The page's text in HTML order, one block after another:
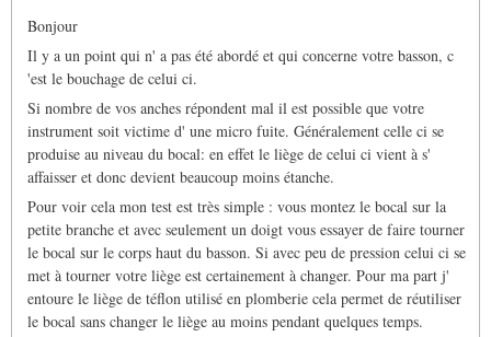
Bonjour
Il y a un point qui n' a pas été abordé et qui concerne votre basson, c
'est le bouchage de celui ci.
Si nombre de vos anches répondent mal il est possible que votre
instrument soit victime d' une micro fuite. Généralement celle ci se
produise au niveau du bocal: en effet le liège de celui ci vient à s'
affaisser et donc devient beaucoup moins étanche.
Pour voir cela mon test est très simple : vous montez le bocal sur la
petite branche et avec seulement un doigt vous essayer de faire tourner
le bocal sur le corps haut du basson. Si avec peu de pression celui ci se
met à tourner votre liège est certainement à changer. Pour ma part j'
entoure le liège de téflon utilisé en plomberie cela permet de réutiliser
le bocal sans changer le liège au moins pendant quelques temps.